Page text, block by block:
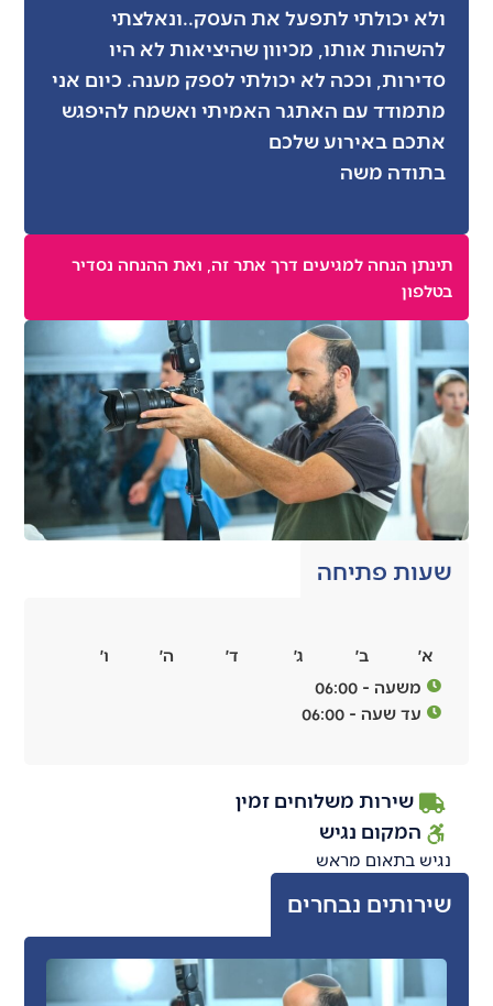
ולא יכולתי לתפעל את העסק..ונאלצתי
להשהות אותו, מכיוון שהיציאות לא היו
סדירות, וככה לא יכולתי לספק מענה. כיום אני
מתמודד עם האתגר האמיתי ואשמח להיפגש
אתכם באירוע שלכם
בתודה משה
תינתן הנחה למגיעים דרך אתר זה, ואת ההנחה נסדיר
בטלפון
שעות פתיחה
א׳ ב׳ ג׳ ד׳ ה׳
ו׳
משעה - 06:00
עד שעה - 06:00
שירות משלוחים זמין
המקום נגיש
נגיש בתאום מראש
שירותים נבחרים